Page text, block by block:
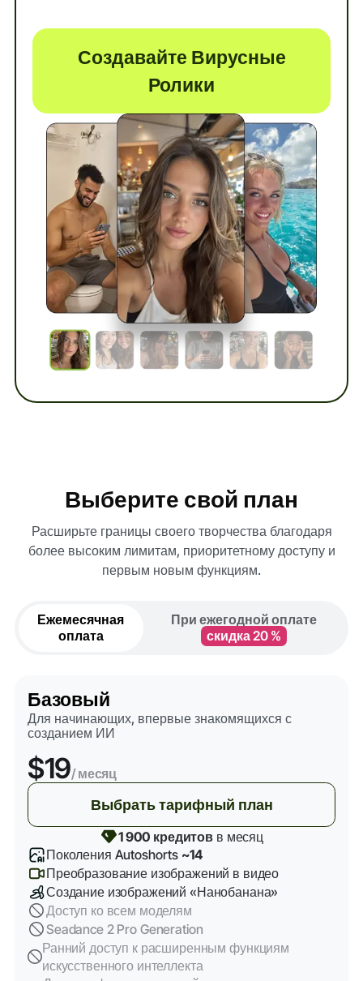
Создавайте Вирусные
Ролики
Выберите свой план
Расширьте границы своего творчества благодаря
более высоким лимитам, приоритетному доступу и
первым новым функциям.
Ежемесячная
оплата
При ежегодной оплате
скидка 20 %
Базовый
Для начинающих, впервые знакомящихся с
созданием ИИ
$19/ месяц
Выбрать тарифный план
1 900 кредитов в месяц
Поколения Autoshorts ~14
Преобразование изображений в видео
Создание изображений «Нанобанана»
Доступ ко всем моделям
Seadance 2 Pro Generation
Ранний доступ к расширенным функциям
искусственного интеллекта